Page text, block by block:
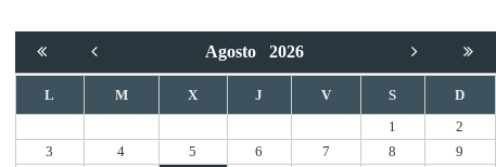
Agosto2026
L M X J V S
D
1
2
3
4 5 6 7 8
9